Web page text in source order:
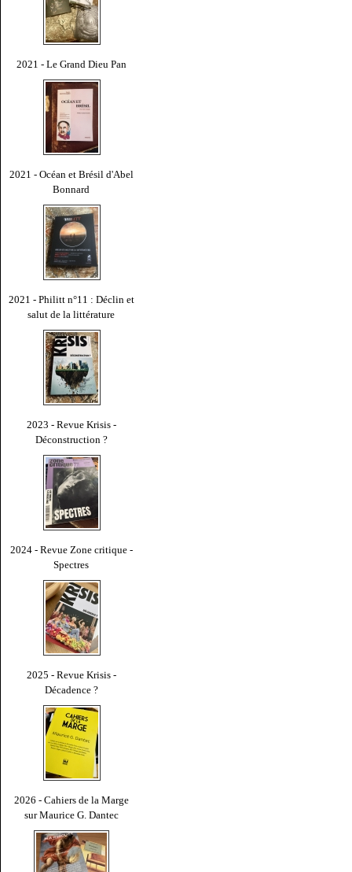
2021 - Le Grand Dieu Pan
2021 - Océan et Brésil d'Abel
Bonnard
2021 - Philitt n°11 : Déclin et
salut de la littérature
2023 - Revue Krisis -
Déconstruction ?
2024 - Revue Zone critique -
Spectres
2025 - Revue Krisis -
Décadence ?
2026 - Cahiers de la Marge
sur Maurice G. Dantec